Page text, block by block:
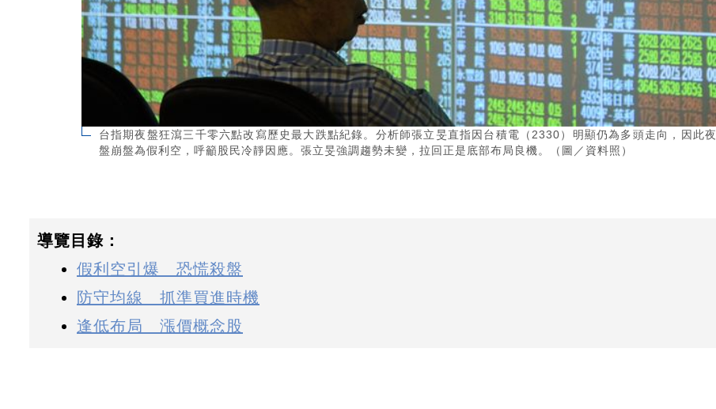
台指期夜盤狂瀉三千零六點改寫歷史最大跌點紀錄。分析師張立旻直指因台積電（2330）明顯仍為多頭走向，因此夜
盤崩盤為假利空，呼籲股民冷靜因應。張立旻強調趨勢未變，拉回正是底部布局良機。（圖／資料照）
導覽目錄：
假利空引爆 恐慌殺盤
防守均線 抓準買進時機
逢低布局 漲價概念股